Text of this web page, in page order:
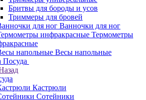
Бритвы для бороды и усов
Триммеры для бровей
Ванночки для ног
Термометры
Весы напольные
Посуда
Кастрюли
Сотейники